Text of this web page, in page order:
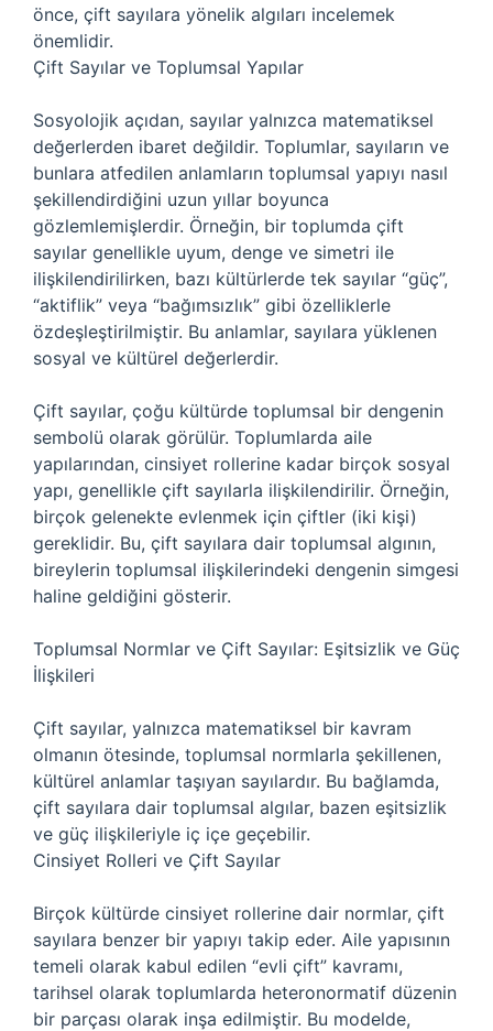
önce, çift sayılara yönelik algıları incelemek
önemlidir.
Çift Sayılar ve Toplumsal Yapılar
Sosyolojik açıdan, sayılar yalnızca matematiksel
değerlerden ibaret değildir. Toplumlar, sayıların ve
bunlara atfedilen anlamların toplumsal yapıyı nasıl
şekillendirdiğini uzun yıllar boyunca
gözlemlemişlerdir. Örneğin, bir toplumda çift
sayılar genellikle uyum, denge ve simetri ile
ilişkilendirilirken, bazı kültürlerde tek sayılar “güç”,
“aktiflik” veya “bağımsızlık” gibi özelliklerle
özdeşleştirilmiştir. Bu anlamlar, sayılara yüklenen
sosyal ve kültürel değerlerdir.
Çift sayılar, çoğu kültürde toplumsal bir dengenin
sembolü olarak görülür. Toplumlarda aile
yapılarından, cinsiyet rollerine kadar birçok sosyal
yapı, genellikle çift sayılarla ilişkilendirilir. Örneğin,
birçok gelenekte evlenmek için çiftler (iki kişi)
gereklidir. Bu, çift sayılara dair toplumsal algının,
bireylerin toplumsal ilişkilerindeki dengenin simgesi
haline geldiğini gösterir.
Toplumsal Normlar ve Çift Sayılar: Eşitsizlik ve Güç
İlişkileri
Çift sayılar, yalnızca matematiksel bir kavram
olmanın ötesinde, toplumsal normlarla şekillenen,
kültürel anlamlar taşıyan sayılardır. Bu bağlamda,
çift sayılara dair toplumsal algılar, bazen eşitsizlik
ve güç ilişkileriyle iç içe geçebilir.
Cinsiyet Rolleri ve Çift Sayılar
Birçok kültürde cinsiyet rollerine dair normlar, çift
sayılara benzer bir yapıyı takip eder. Aile yapısının
temeli olarak kabul edilen “evli çift” kavramı,
tarihsel olarak toplumlarda heteronormatif düzenin
bir parçası olarak inşa edilmiştir. Bu modelde,